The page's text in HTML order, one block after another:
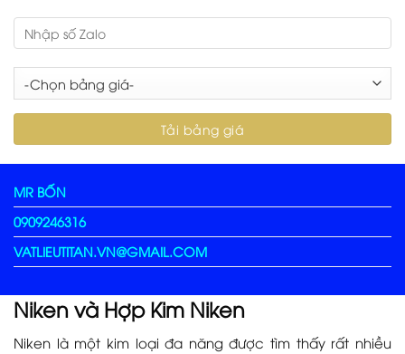
MR BỐN
0909246316
VATLIEUTITAN.VN@GMAIL.COM
Niken và Hợp Kim Niken
Niken là một kim loại đa năng được tìm thấy rất nhiều